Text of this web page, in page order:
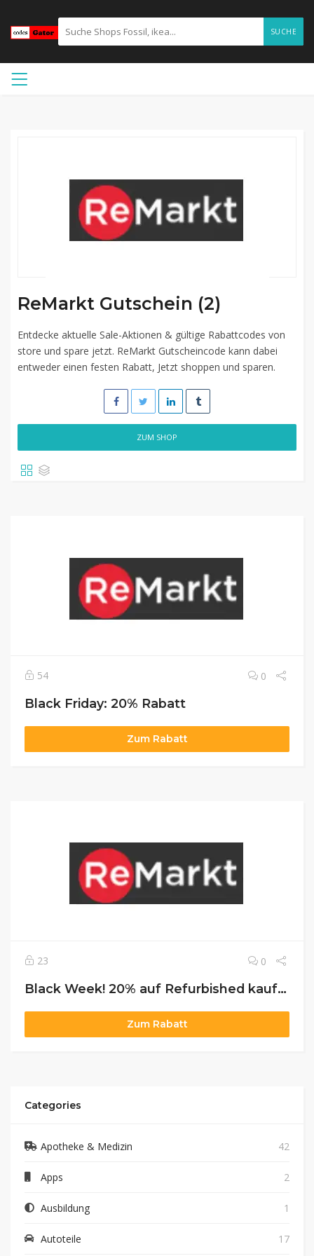
SUCHE
ReMarkt Gutschein (2)
Entdecke aktuelle Sale-Aktionen & gültige Rabattcodes von
store und spare jetzt. ReMarkt Gutscheincode kann dabei
entweder einen festen Rabatt, Jetzt shoppen und sparen.
ZUM SHOP
54 0
Black Friday: 20% Rabatt
Zum Rabatt
23 0
Black Week! 20% auf Refurbished kaufen
Zum Rabatt
Categories
Apotheke & Medizin 42
Apps 2
Ausbildung 1
Autoteile 17